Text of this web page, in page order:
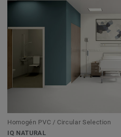
Homogén PVC / Circular Selection
IQ NATURAL